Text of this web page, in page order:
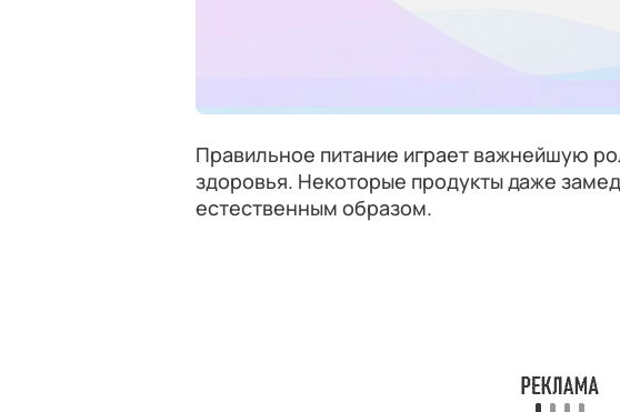
Правильное питание играет важнейшую
здоровья. Некоторые продукты даже
естественным образом.